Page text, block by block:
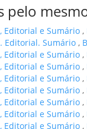
pelo
Editorial e Sumário ,
Editorial. Sumário ,
Editorial e Sumário ,
Editorial e Sumário ,
Editorial e Sumário ,
Editorial e Sumário ,
Editorial e Sumário ,
Editorial e Sumário ,
Editorial e Sumário ,